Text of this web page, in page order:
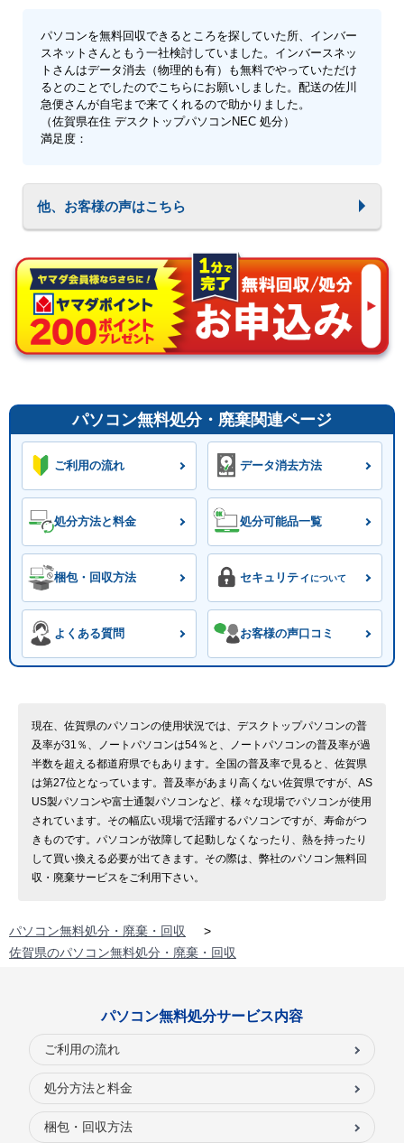
パソコンを無料回収できるところを探していた所、インバー
スネットさんともう一社検討していました。インバースネッ
トさんはデータ消去（物理的も有）も無料でやっていただけ
るとのことでしたのでこちらにお願いしました。配送の佐川
急便さんが自宅まで来てくれるので助かりました。
（佐賀県在住 デスクトップパソコンNEC 処分）
満足度：
他、お客様の声はこちら
パソコン無料処分・廃棄関連ページ
ご利用の流れ データ消去方法
処分方法と料金 処分可能品一覧
梱包・回収方法 セキュリティ について
よくある質問 お客様の声口コミ
現在、佐賀県のパソコンの使用状況では、デスクトップパソコンの普
及率が31％、ノートパソコンは54％と、ノートパソコンの普及率が過
半数を超える都道府県でもあります。全国の普及率で見ると、佐賀県
は第27位となっています。普及率があまり高くない佐賀県ですが、AS
US製パソコンや富士通製パソコンなど、様々な現場でパソコンが使用
されています。その幅広い現場で活躍するパソコンですが、寿命がつ
きものです。パソコンが故障して起動しなくなったり、熱を持ったり
して買い換える必要が出てきます。その際は、弊社のパソコン無料回
収・廃棄サービスをご利用下さい。
パソコン無料処分・廃棄・回収
>
佐賀県のパソコン無料処分・廃棄・回収
パソコン無料処分サービス内容
ご利用の流れ
処分方法と料金
梱包・回収方法